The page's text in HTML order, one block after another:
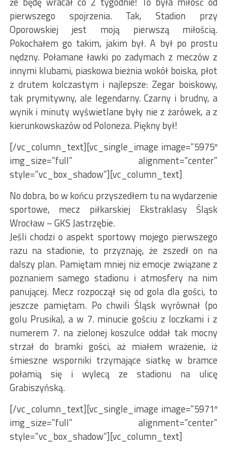
pierwszego spojrzenia. Tak, Stadion przy
Oporowskiej jest moją pierwszą miłością.
Pokochałem go takim, jakim był. A był po prostu
nędzny. Połamane ławki po zadymach z meczów z
innymi klubami, piaskowa bieżnia wokół boiska, płot
z drutem kolczastym i najlepsze: Zegar boiskowy,
tak prymitywny, ale legendarny. Czarny i brudny, a
wynik i minuty wyświetlane były nie z żarówek, a z
kierunkowskazów od Poloneza. Piękny był!
[/vc_column_text][vc_single_image image=”5975″
img_size=”full” alignment=”center”
style=”vc_box_shadow”][vc_column_text]
No dobra, bo w końcu przyszedłem tu na wydarzenie
sportowe, mecz piłkarskiej Ekstraklasy Śląsk
Wrocław – GKS Jastrzębie.
Jeśli chodzi o aspekt sportowy mojego pierwszego
razu na stadionie, to przyznaję, że zszedł on na
dalszy plan. Pamiętam mniej niż emocje związane z
poznaniem samego stadionu i atmosfery na nim
panującej. Mecz rozpoczął się od gola dla gości, to
jeszcze pamiętam. Po chwili Śląsk wyrównał (po
golu Prusika), a w 7. minucie gościu z loczkami i z
numerem 7. na zielonej koszulce oddał tak mocny
strzał do bramki gości, aż miałem wrażenie, iż
śmieszne wsporniki trzymające siatkę w bramce
połamią się i wylecą ze stadionu na ulicę
Grabiszyńską.
[/vc_column_text][vc_single_image image=”5971″
img_size=”full” alignment=”center”
style=”vc_box_shadow”][vc_column_text]